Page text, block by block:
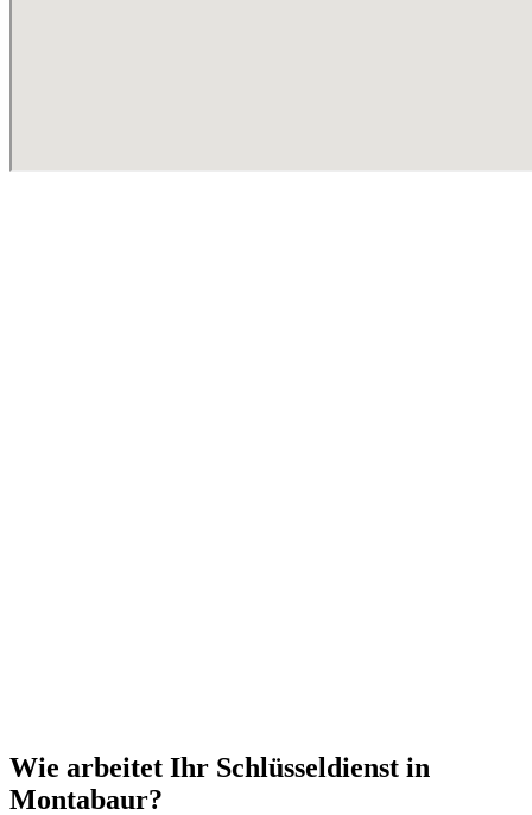
Wie arbeitet Ihr Schlüsseldienst in
Montabaur?